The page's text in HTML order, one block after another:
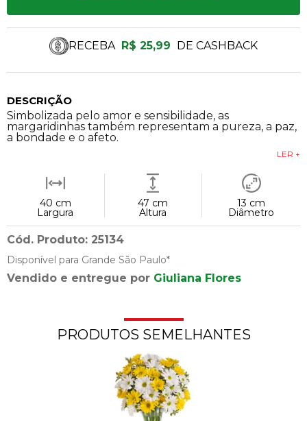
DESCRIÇÃO
Simbolizada pelo amor e sensibilidade, as
margaridinhas também representam a pureza, a paz,
a bondade e o afeto.
LER +
40 cm
Largura
47 cm
Altura
13 cm
Diâmetro
Cód. Produto: 25134
Disponível para Grande São Paulo*
Vendido e entregue por Giuliana Flores
RECEBA R$ 25,99 DE CASHBACK
PRODUTOS SEMELHANTES